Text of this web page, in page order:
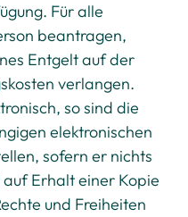
Für alle
beantragen,
Entgelt auf der
verlangen.
so sind die
elektronischen
sofern er nichts
Erhalt einer Kopie
und Freiheiten